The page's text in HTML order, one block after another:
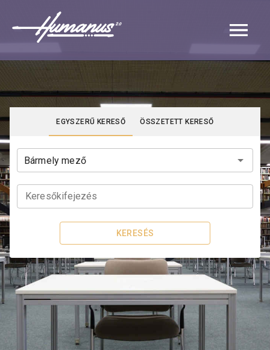
EGYSZERŰ KERESŐ ÖSSZETETT KERESŐ
Keresőkifejezés
KERESÉS